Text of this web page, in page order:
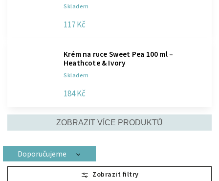
Skladem
117 Kč
Krém na ruce Sweet Pea 100 ml –
Heathcote & Ivory
Skladem
184 Kč
ZOBRAZIT VÍCE PRODUKTŮ
Doporučujeme
Nejlevnější